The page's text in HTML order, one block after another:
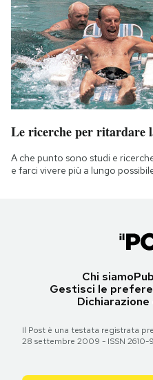
Le ricerche per ritardare
A che punto sono studi e
e farci vivere più a lungo
Chi siamo
Gestisci le
Il Post è una testata registrata
28 settembre 2009 - ISSN